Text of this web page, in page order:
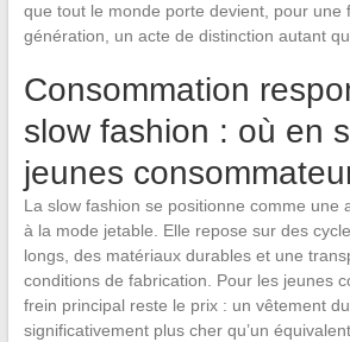
que tout le monde porte devient, pour une
génération, un acte de distinction autant
Consommation
slow fashion : où en
jeunes
La slow fashion se positionne comme une
à la mode jetable. Elle repose sur des
longs, des matériaux durables et une
conditions de fabrication. Pour les jeunes
frein principal reste le prix : un vêtement
significativement plus cher qu’un